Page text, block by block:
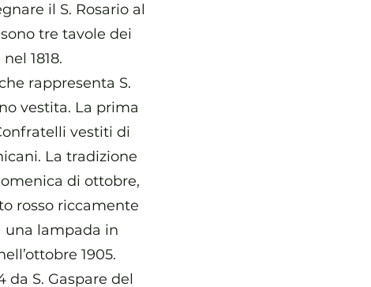
il S. Rosario al
tre tavole dei
1818.
rappresenta S.
vestita. La prima
vestiti di
La tradizione
di ottobre,
rosso riccamente
una lampada in
1905.
da S. Gaspare del